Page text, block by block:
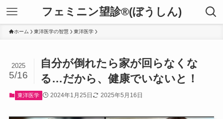
フェミニン望診®(ぼうしん)
ホーム 東洋医学の智慧 東洋医学
自分が倒れたら家が回らなくな
る…だから、健康でいないと！
2025
5/16
東洋医学 2024年1月25日 2025年5月16日